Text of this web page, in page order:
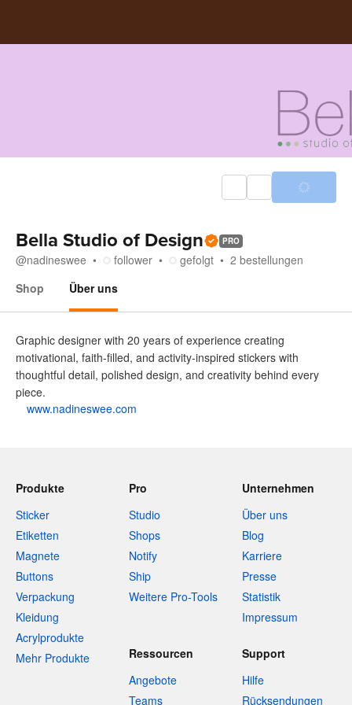
Bella Studio of Design PRO
@nadineswee follower gefolgt 2 bestellungen
Shop
Über uns
Graphic designer with 20 years of experience creating
motivational, faith-filled, and activity-inspired stickers with
thoughtful detail, polished design, and creativity behind every
piece.
www.nadineswee.com
Produkte
Sticker
Etiketten
Magnete
Buttons
Verpackung
Kleidung
Acrylprodukte
Mehr Produkte
Pro
Studio
Shops
Notify
Ship
Weitere Pro-Tools
Unternehmen
Über uns
Blog
Karriere
Presse
Statistik
Impressum
Ressourcen
Angebote
Teams
Support
Hilfe
Rücksendungen